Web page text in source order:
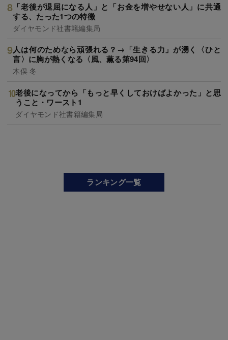
「老後が退屈になる人」と「お金を増やせない人」に共通
する、たった1つの特徴
ダイヤモンド社書籍編集局
人は何のためなら頑張れる？→「生きる力」が湧く〈ひと
言〉に胸が熱くなる〈風、薫る第94回〉
木俣 冬
老後になってから「もっと早くしておけばよかった」と思
うこと・ワースト1
ダイヤモンド社書籍編集局
ランキング一覧